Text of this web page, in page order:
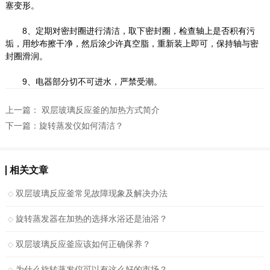
塞变形。
8、定期对密封圈进行清洁，取下密封圈，检查轴上是否积有污
垢，用纱布擦干净，然后涂少许真空脂，重新装上即可，保持轴与密
封圈滑润。
9、电器部分切不可进水，严禁受潮。
上一篇：
双层玻璃反应釜的加热方式简介
下一篇： 旋转蒸发仪如何清洁？
相关文章
双层玻璃反应釜常见故障现象及解决办法
旋转蒸发器在加热的选择水浴还是油浴？
双层玻璃反应釜应该如何正确保养？